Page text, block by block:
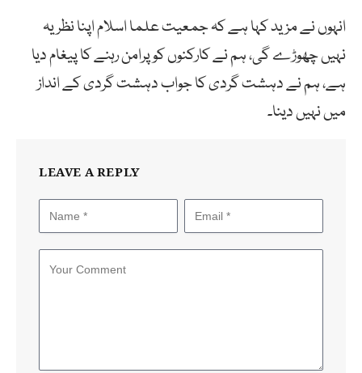
انہوں نے مزید کہا ہے کہ جمعیت علما اسلام اپنا نظریہ
نہیں چھوڑے گی، ہم نے کارکنوں کو پرامن رہنے کا پیغام دیا
ہے، ہم نے دہشت گردی کا جواب دہشت گردی کے انداز
میں نہیں دینا۔
LEAVE A REPLY